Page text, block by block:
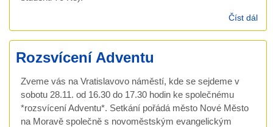
Číst dál
Rozsvícení Adventu
Zveme vás na Vratislavovo náměstí, kde se sejdeme v
sobotu 28.11. od 16.30 do 17.30 hodin ke společnému
*rozsvícení Adventu*. Setkání pořádá město Nové Město
na Moravě společně s novoměstským evangelickým